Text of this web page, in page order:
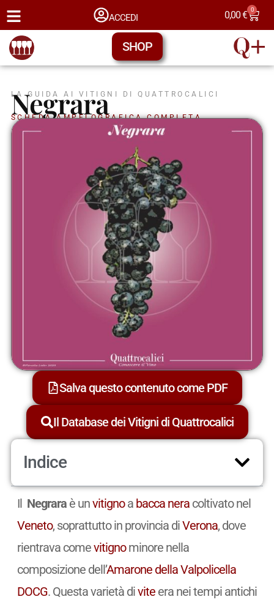
ACCEDI 0,00€ 0
SHOP
LA GUIDA AI VITIGNI DI QUATTROCALICI
Negrara
SCHEDA AMPELOGRAFICA COMPLETA
Salva questo contenuto come PDF
Il Database dei Vitigni di Quattrocalici
Indice
Il Negraraè unvitignoa bacca neracoltivato nel
Veneto, soprattutto in provincia diVerona, dove
rientrava comevitignominore nella
composizione dell’Amarone della Valpolicella
DOCG. Questa varietà diviteera nei tempi antichi